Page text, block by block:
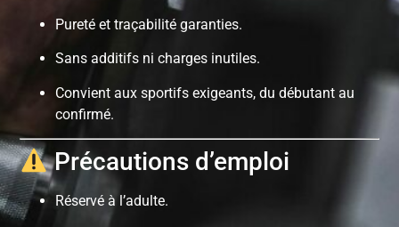
Pureté et traçabilité garanties.
Sans additifs ni charges inutiles.
Convient aux sportifs exigeants, du débutant au
confirmé.
Précautions d’emploi
Réservé à l’adulte.